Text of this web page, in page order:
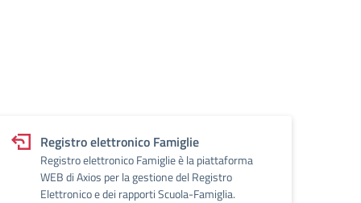
Registro elettronico Famiglie
Registro elettronico Famiglie è la piattaforma
WEB di Axios per la gestione del Registro
Elettronico e dei rapporti Scuola-Famiglia.